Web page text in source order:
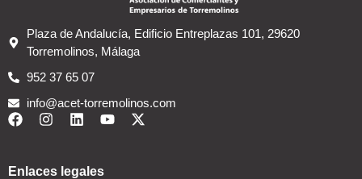
Plaza de Andalucía, Edificio Entreplazas 101, 29620
Torremolinos, Málaga
952 37 65 07
info@acet-torremolinos.com
Enlaces legales